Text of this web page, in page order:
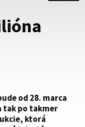
informácie iba
stránka
webového sídla.
od 28. marca
tak po takmer
ktorá